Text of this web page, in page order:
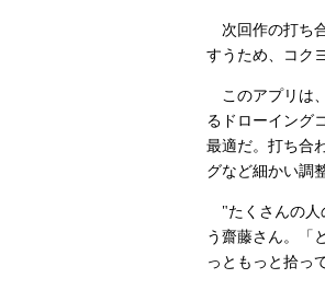
次回作の打ち
すうため、コク
このアプリは
るドローイング
最適だ。打ち合
グなど細かい調
"たくさんの人
う齋藤さん。「
っともっと拾っ